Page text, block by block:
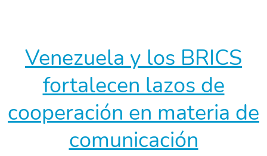
un
avance
significativo
Venezuela y los BRICS
fortalecen lazos de
cooperación en materia de
comunicación